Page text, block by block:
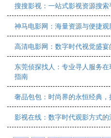
搜搜影视：一站式影视资源搜
神马电影网：海量资源与便捷
高清电影网：数字时代视觉盛
东莞侦探找人：专业寻人服务
指南
奢品包包：时尚界的永恒经典
影视在线：数字时代观影方式